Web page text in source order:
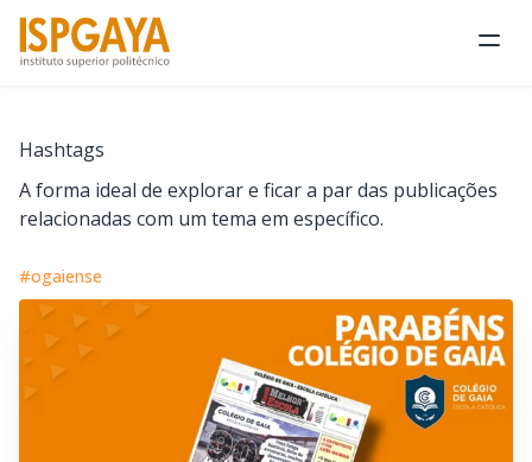
Hashtags
A forma ideal de explorar e ficar a par das publicações
relacionadas com um tema em específico.
#ogaiense